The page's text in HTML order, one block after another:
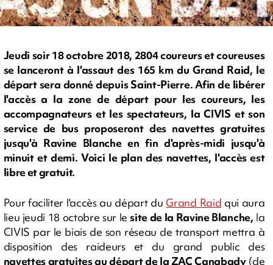
Jeudi soir 18 octobre 2018, 2804 coureurs et coureuses
se lanceront à l'assaut des 165 km du Grand Raid, le
départ sera donné depuis Saint-Pierre. Afin de libérer
l'accès a la zone de départ pour les coureurs, les
accompagnateurs et les spectateurs, la CIVIS et son
service de bus proposeront des navettes gratuites
jusqu'à Ravine Blanche en fin d'après-midi jusqu'à
minuit et demi. Voici le plan des navettes, l'accès est
libre et gratuit.
Pour faciliter l'accès au départ du Grand Raid qui aura
lieu jeudi 18 octobre sur lesite de la Ravine Blanche, la
CIVIS par le biais de son réseau de transport mettra à
disposition des raideurs et du grand public des
navettes gratuites au départ de la ZAC Canabady(de